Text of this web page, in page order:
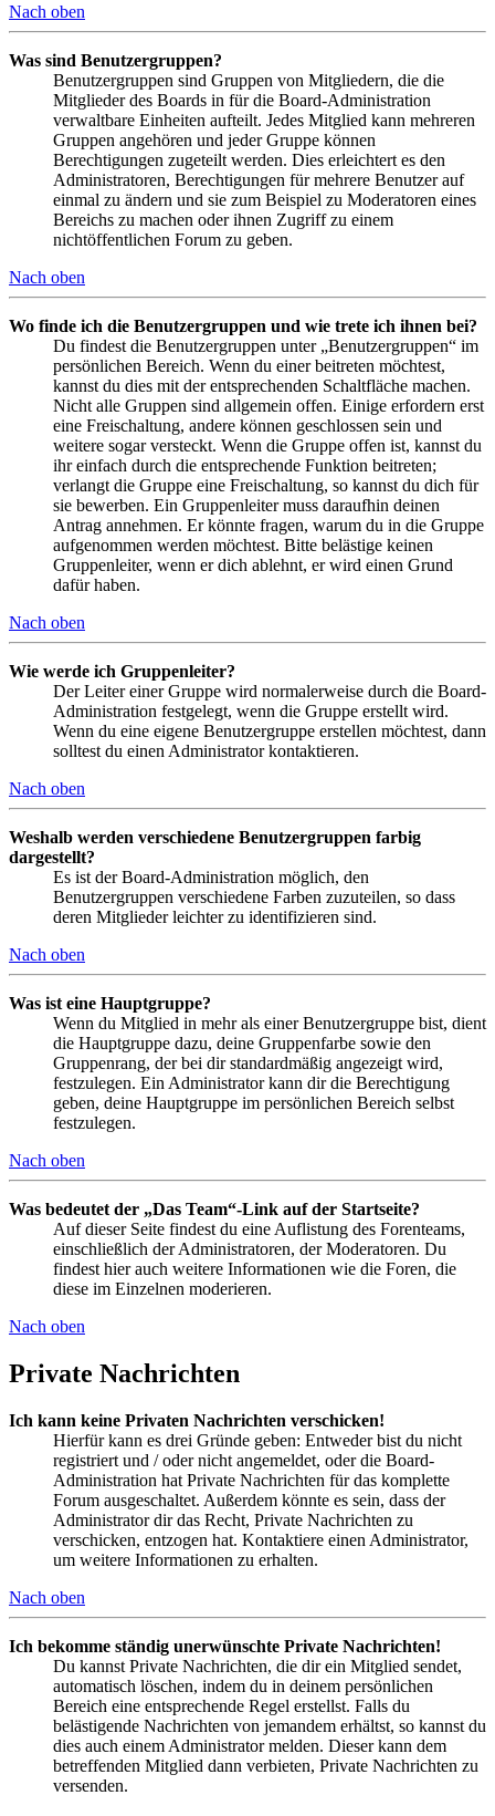
Nach oben
Was sind Benutzergruppen?
Benutzergruppen sind Gruppen von Mitgliedern, die die
Mitglieder des Boards in für die Board-Administration
verwaltbare Einheiten aufteilt. Jedes Mitglied kann mehreren
Gruppen angehören und jeder Gruppe können
Berechtigungen zugeteilt werden. Dies erleichtert es den
Administratoren, Berechtigungen für mehrere Benutzer auf
einmal zu ändern und sie zum Beispiel zu Moderatoren eines
Bereichs zu machen oder ihnen Zugriff zu einem
nichtöffentlichen Forum zu geben.
Nach oben
Wo finde ich die Benutzergruppen und wie trete ich ihnen bei?
Du findest die Benutzergruppen unter „Benutzergruppen“ im
persönlichen Bereich. Wenn du einer beitreten möchtest,
kannst du dies mit der entsprechenden Schaltfläche machen.
Nicht alle Gruppen sind allgemein offen. Einige erfordern erst
eine Freischaltung, andere können geschlossen sein und
weitere sogar versteckt. Wenn die Gruppe offen ist, kannst du
ihr einfach durch die entsprechende Funktion beitreten;
verlangt die Gruppe eine Freischaltung, so kannst du dich für
sie bewerben. Ein Gruppenleiter muss daraufhin deinen
Antrag annehmen. Er könnte fragen, warum du in die Gruppe
aufgenommen werden möchtest. Bitte belästige keinen
Gruppenleiter, wenn er dich ablehnt, er wird einen Grund
dafür haben.
Nach oben
Wie werde ich Gruppenleiter?
Der Leiter einer Gruppe wird normalerweise durch die Board-
Administration festgelegt, wenn die Gruppe erstellt wird.
Wenn du eine eigene Benutzergruppe erstellen möchtest, dann
solltest du einen Administrator kontaktieren.
Nach oben
Weshalb werden verschiedene Benutzergruppen farbig
dargestellt?
Es ist der Board-Administration möglich, den
Benutzergruppen verschiedene Farben zuzuteilen, so dass
deren Mitglieder leichter zu identifizieren sind.
Nach oben
Was ist eine Hauptgruppe?
Wenn du Mitglied in mehr als einer Benutzergruppe bist, dient
die Hauptgruppe dazu, deine Gruppenfarbe sowie den
Gruppenrang, der bei dir standardmäßig angezeigt wird,
festzulegen. Ein Administrator kann dir die Berechtigung
geben, deine Hauptgruppe im persönlichen Bereich selbst
festzulegen.
Nach oben
Was bedeutet der „Das Team“-Link auf der Startseite?
Auf dieser Seite findest du eine Auflistung des Forenteams,
einschließlich der Administratoren, der Moderatoren. Du
findest hier auch weitere Informationen wie die Foren, die
diese im Einzelnen moderieren.
Nach oben
Private Nachrichten
Ich kann keine Privaten Nachrichten verschicken!
Hierfür kann es drei Gründe geben: Entweder bist du nicht
registriert und / oder nicht angemeldet, oder die Board-
Administration hat Private Nachrichten für das komplette
Forum ausgeschaltet. Außerdem könnte es sein, dass der
Administrator dir das Recht, Private Nachrichten zu
verschicken, entzogen hat. Kontaktiere einen Administrator,
um weitere Informationen zu erhalten.
Nach oben
Ich bekomme ständig unerwünschte Private Nachrichten!
Du kannst Private Nachrichten, die dir ein Mitglied sendet,
automatisch löschen, indem du in deinem persönlichen
Bereich eine entsprechende Regel erstellst. Falls du
belästigende Nachrichten von jemandem erhältst, so kannst du
dies auch einem Administrator melden. Dieser kann dem
betreffenden Mitglied dann verbieten, Private Nachrichten zu
versenden.